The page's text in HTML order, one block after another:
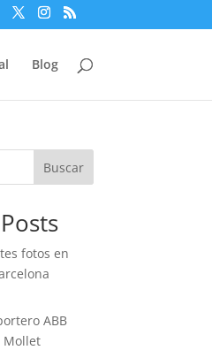
Blog
Buscar
fotos en
ABB
Mollet